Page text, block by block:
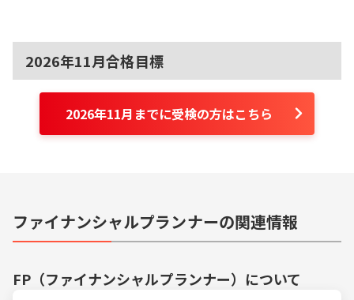
2026年11月合格目標
2026年11月までに受検の方はこちら
ファイナンシャルプランナーの関連情報
FP（ファイナンシャルプランナー） について